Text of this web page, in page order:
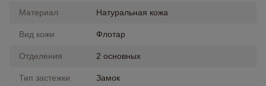
Материал Натуральная кожа
Вид кожи Флотар
Отделения 2 основных
Тип застежки Замок